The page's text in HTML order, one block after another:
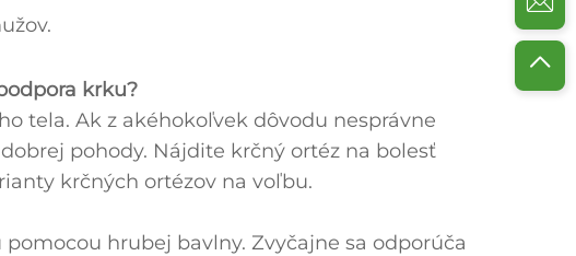
krku?
tela. Ak z akéhokoľvek dôvodu nesprávne
pohody. Nájdite krčný ortéz na bolesť
krčných ortézov na voľbu.
hrubej bavlny. Zvyčajne sa odporúča